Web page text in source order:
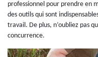
professionnel pour prendre en
des outils qui sont
travail. De plus, n’oubliez pas
concurrence.